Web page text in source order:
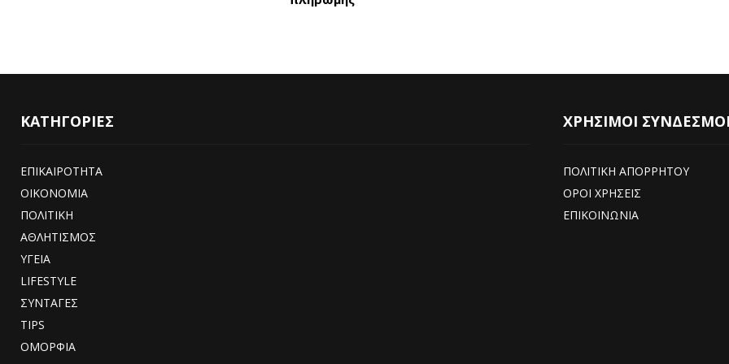
ΚΑΤΗΓΟΡΙΕΣ
ΕΠΙΚΑΙΡΟΤΗΤΑ
ΟΙΚΟΝΟΜΙΑ
ΠΟΛΙΤΙΚΗ
ΑΘΛΗΤΙΣΜΟΣ
ΥΓΕΙΑ
LIFESTYLE
ΣΥΝΤΑΓΕΣ
TIPS
ΟΜΟΡΦΙΑ
ΧΡΗΣΙΜΟΙ
ΠΟΛΙΤΙΚΗ ΑΠΟΡΡΗΤΟΥ
ΟΡΟΙ ΧΡΗΣΕΙΣ
ΕΠΙΚΟΙΝΩΝΙΑ